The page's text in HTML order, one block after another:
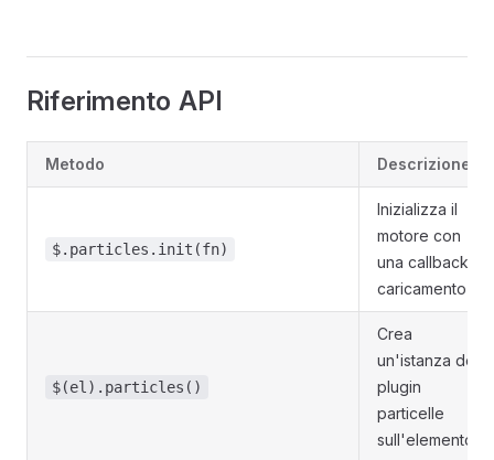
Riferimento API
Metodo Descrizione
$.particles.init(fn)
Inizializza il
motore con
una callback di
caricamento
$(el).particles()
Crea
un'istanza del
plugin
particelle
sull'elemento